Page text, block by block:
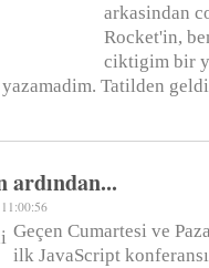
arkasindan
Rocket'in,
ciktigim bir
Tatilden
ardından...
Geçen Cumartesi ve
ilk JavaScript